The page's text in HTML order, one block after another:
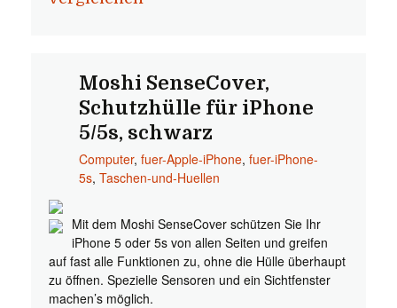
Moshi SenseCover,
Schutzhülle für iPhone
5/5s, schwarz
Computer, fuer-Apple-iPhone, fuer-iPhone-
5s, Taschen-und-Huellen
Mit dem Moshi SenseCover schützen Sie Ihr
iPhone 5 oder 5s von allen Seiten und greifen
auf fast alle Funktionen zu, ohne die Hülle überhaupt
zu öffnen. Spezielle Sensoren und ein Sichtfenster
machen’s möglich.